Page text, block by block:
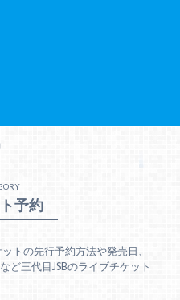
予約
トの先行予約方法や発売日、
ど三代目JSBのライブチケット